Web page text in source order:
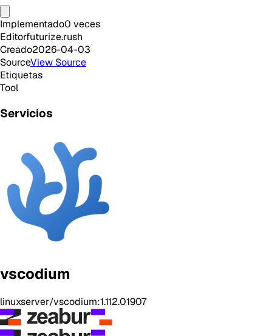
Implementado0 veces
Editorfuturize.rush
Creado2026-04-03
SourceView Source
Etiquetas
Tool
Servicios
vscodium
linuxserver/vscodium:1.112.01907